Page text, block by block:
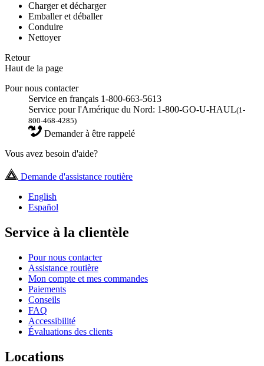
Charger et décharger
Emballer et déballer
Conduire
Nettoyer
Retour
Haut de la page
Pour nous contacter
Service en français 1-800-663-5613
Service pour l'Amérique du Nord: 1-800-GO-U-HAUL(1-
800-468-4285)
Demander à être rappelé
Vous avez besoin d'aide?
Demande d'assistance routière
English
Español
Service à la clientèle
Pour nous contacter
Assistance routière
Mon compte et mes commandes
Paiements
Conseils
FAQ
Accessibilité
Évaluations des clients
Locations